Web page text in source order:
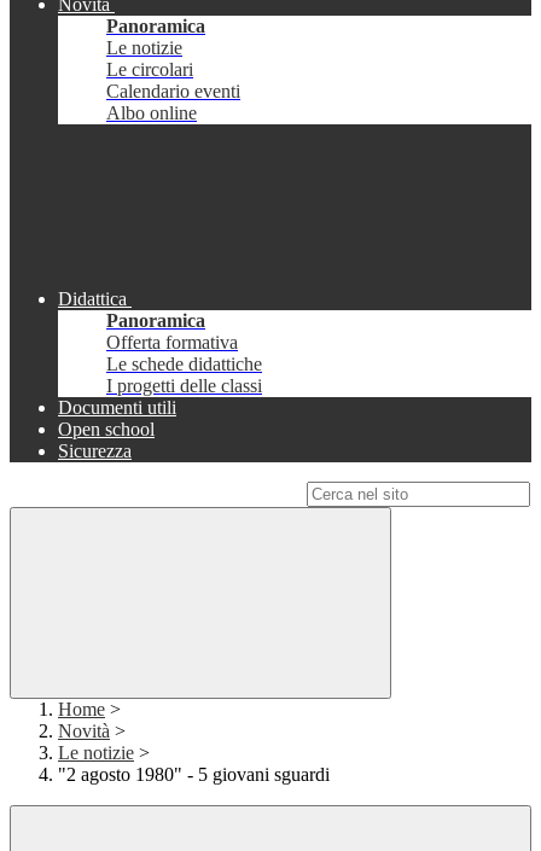
Novità
Panoramica
Le notizie
Le circolari
Calendario eventi
Albo online
Didattica
Panoramica
Offerta formativa
Le schede didattiche
I progetti delle classi
Documenti utili
Open school
Sicurezza
Home >
Novità >
Le notizie >
"2 agosto 1980" - 5 giovani sguardi